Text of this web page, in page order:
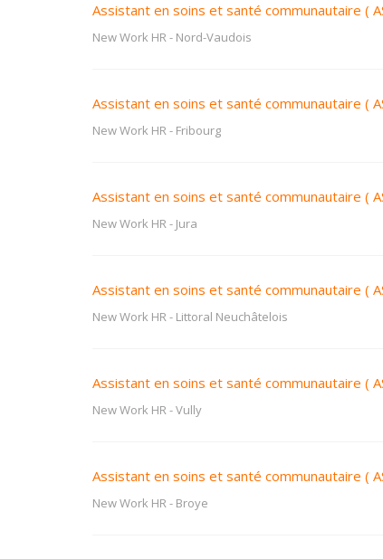
Assistant en soins et santé communautaire (
New Work HR- Nord-Vaudois
Assistant en soins et santé communautaire (
New Work HR- Fribourg
Assistant en soins et santé communautaire (
New Work HR- Jura
Assistant en soins et santé communautaire (
New Work HR- Littoral Neuchâtelois
Assistant en soins et santé communautaire (
New Work HR-Vully
Assistant en soins et santé communautaire (
New Work HR- Broye